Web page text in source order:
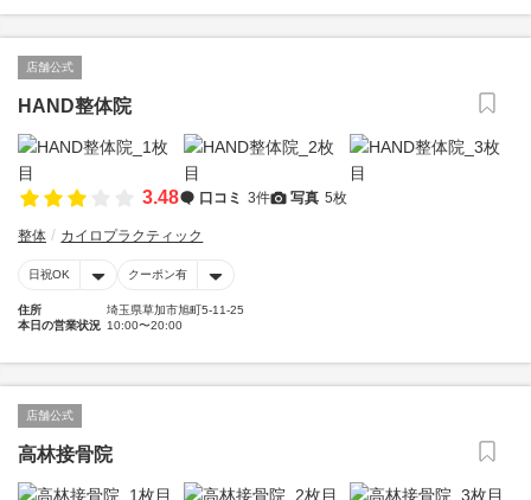
店舗公式
HAND整体院
3.48 口コミ 3件 写真 5枚
整体 カイロプラクティック
日祝OK クーポン有
住所
埼玉県草加市旭町5-11-25
本日の営業状況 10:00〜20:00
店舗公式
高林接骨院